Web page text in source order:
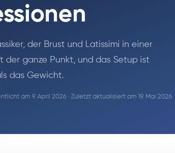
der Brust und Latissimi in einer
der ganze Punkt, und das Setup ist
das Gewicht.
am 9. April 2026 · Zuletzt aktualisiert am 19. Mai 2026